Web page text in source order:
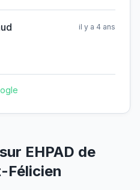
il y a 4 ans
EHPAD de
Félicien